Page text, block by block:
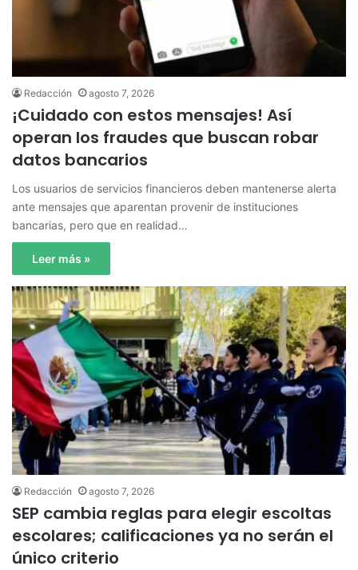
Redacción agosto 7, 2026
¡Cuidado con estos mensajes! Así
operan los fraudes que buscan robar
datos bancarios
Los usuarios de servicios financieros deben mantenerse alerta
ante mensajes que aparentan provenir de instituciones
bancarias, pero que en realidad…
Leer más »
Redacción agosto 7, 2026
SEP cambia reglas para elegir escoltas
escolares; calificaciones ya no serán el
único criterio